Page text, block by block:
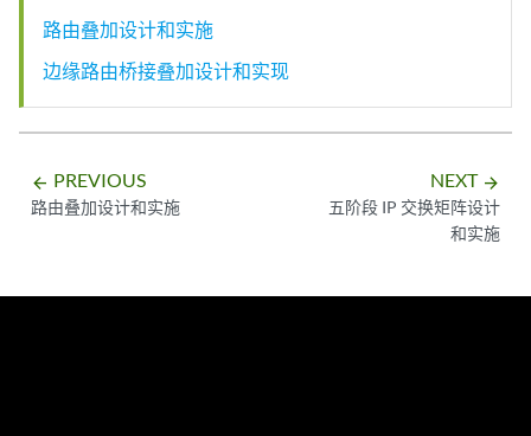
路由叠加设计和实施
边缘路由桥接叠加设计和实现
arrow_backward PREVIOUS
路由叠加设计和实施
NEXT arrow_forward
五阶段 IP 交换矩阵设计
和实施